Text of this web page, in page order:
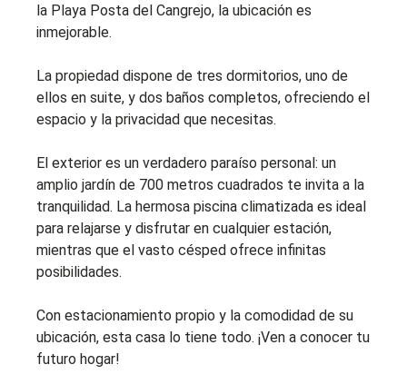
la Playa Posta del Cangrejo, la ubicación es
inmejorable.
La propiedad dispone de tres dormitorios, uno de
ellos en suite, y dos baños completos, ofreciendo el
espacio y la privacidad que necesitas.
El exterior es un verdadero paraíso personal: un
amplio jardín de 700 metros cuadrados te invita a la
tranquilidad. La hermosa piscina climatizada es ideal
para relajarse y disfrutar en cualquier estación,
mientras que el vasto césped ofrece infinitas
posibilidades.
Con estacionamiento propio y la comodidad de su
ubicación, esta casa lo tiene todo. ¡Ven a conocer tu
futuro hogar!